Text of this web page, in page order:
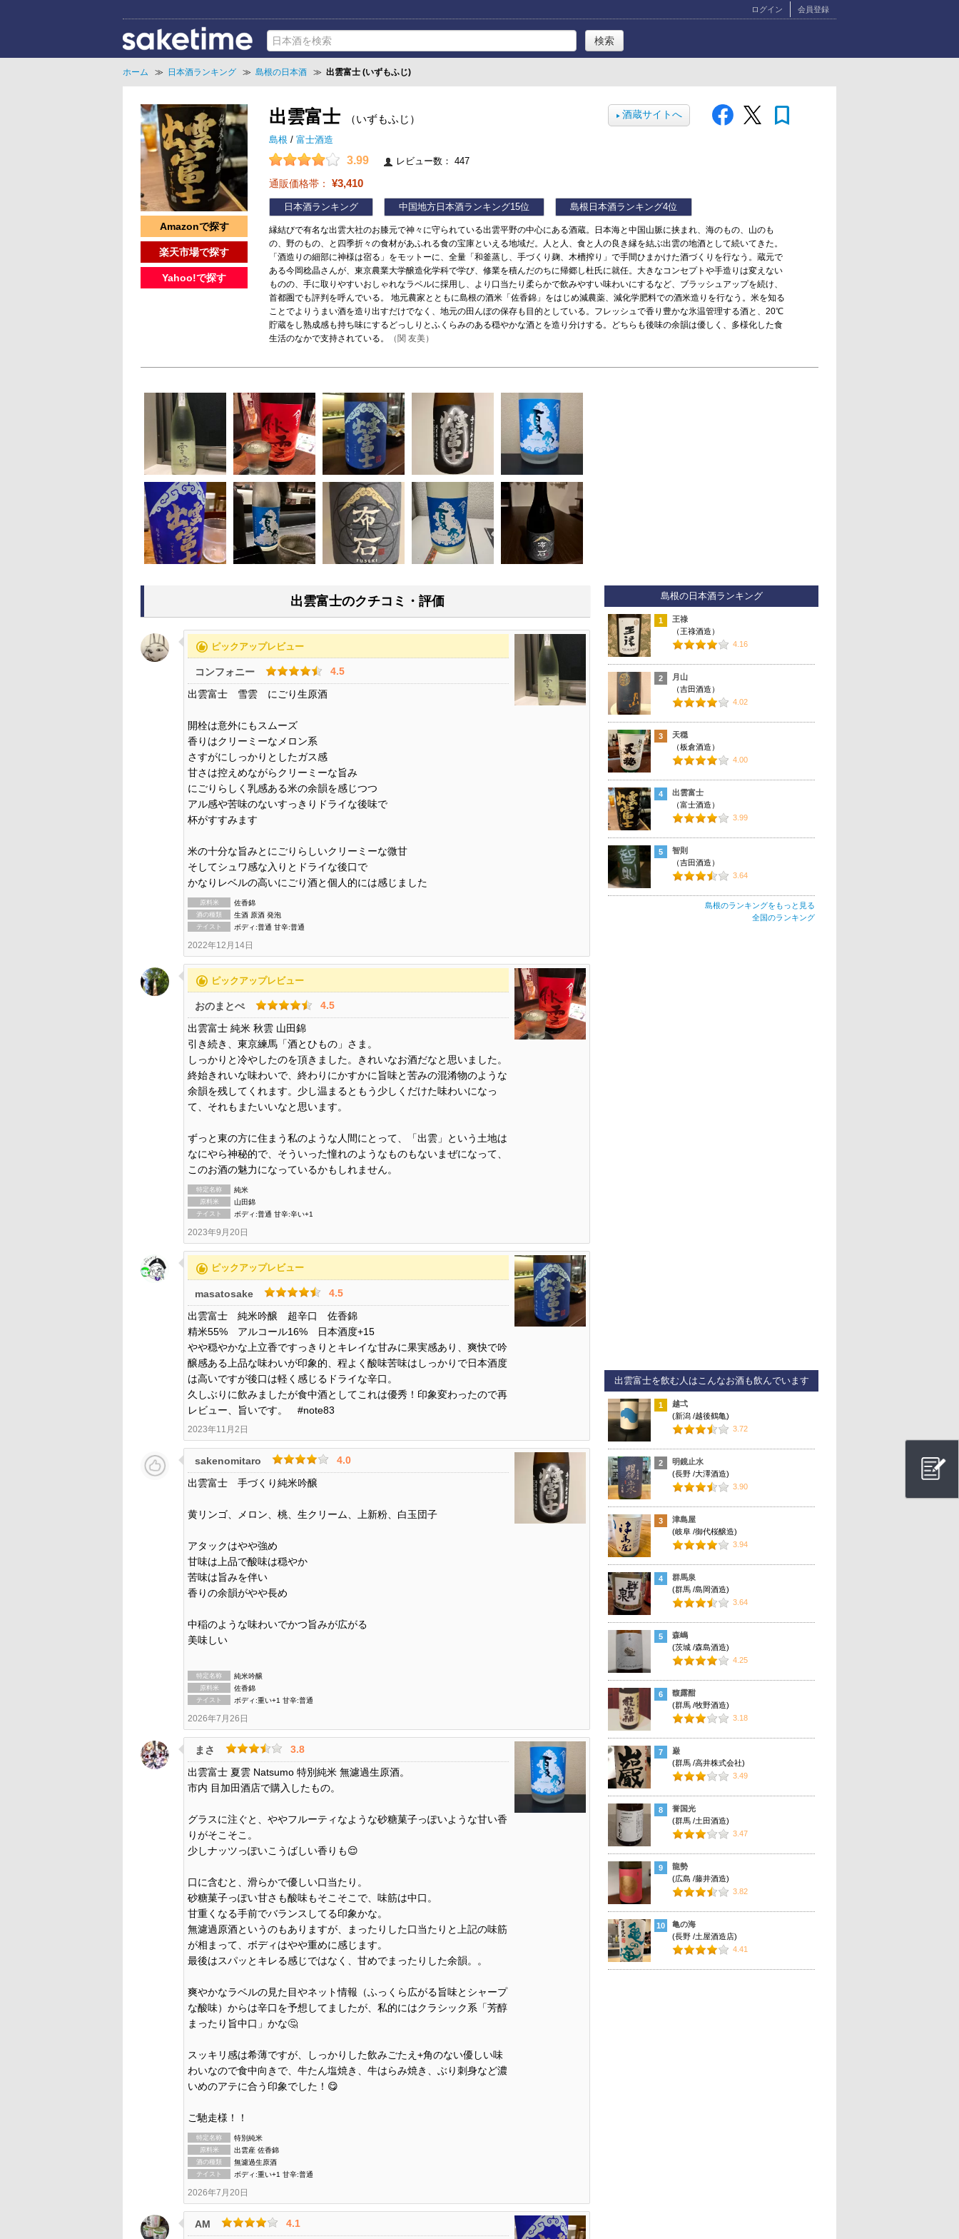
ログイン 会員登録
ホーム ≫ 日本酒ランキング ≫ 島根の日本酒 ≫ 出雲富士 (いずもふじ)
Amazonで探す
楽天市場で探す
Yahoo!で探す
出雲富士 （いずもふじ） bookmark
▶ 酒蔵サイトへ
島根 / 富士酒造
3.99 レビュー数： 447
通販価格帯： ¥3,410
日本酒ランキング 中国地方日本酒ランキング15位 島根日本酒ランキング4位
縁結びで有名な出雲大社のお膝元で神々に守られている出雲平野の中心にある酒蔵。日本海と中国山脈に挟まれ、海のもの、山のも
の、野のもの、と四季折々の食材があふれる食の宝庫といえる地域だ。人と人、食と人の良き縁を結ぶ出雲の地酒として続いてきた。
「酒造りの細部に神様は宿る」をモットーに、全量「和釜蒸し、手づくり麹、木槽搾り」で手間ひまかけた酒づくりを行なう。蔵元で
ある今岡稔晶さんが、東京農業大学醸造化学科で学び、修業を積んだのちに帰郷し杜氏に就任。大きなコンセプトや手造りは変えない
ものの、手に取りやすいおしゃれなラベルに採用し、より口当たり柔らかで飲みやすい味わいにするなど、ブラッシュアップを続け、
首都圏でも評判を呼んでいる。 地元農家とともに島根の酒米「佐香錦」をはじめ減農薬、減化学肥料での酒米造りを行なう。米を知る
ことでよりうまい酒を造り出すだけでなく、地元の田んぼの保存も目的としている。フレッシュで香り豊かな氷温管理する酒と、20℃
貯蔵をし熟成感も持ち味にするどっしりとふくらみのある穏やかな酒とを造り分けする。どちらも後味の余韻は優しく、多様化した食
生活のなかで支持されている。
（関 友美）
出雲富士のクチコミ・評価
recommend ピックアップレビュー
コンフォニー
4.5
出雲富士 雪雲 にごり生原酒
開栓は意外にもスムーズ
香りはクリーミーなメロン系
さすがにしっかりとしたガス感
甘さは控えめながらクリーミーな旨み
にごりらしく乳感ある米の余韻を感じつつ
アル感や苦味のないすっきりドライな後味で
杯がすすみます
米の十分な旨みとにごりらしいクリーミーな微甘
そしてシュワ感な入りとドライな後口で
かなりレベルの高いにごり酒と個人的には感じました
原料米 佐香錦
酒の種類 生酒 原酒 発泡
テイスト ボディ:普通 甘辛:普通
2022年12月14日
recommend ピックアップレビュー
おのまとぺ
4.5
出雲富士 純米 秋雲 山田錦
引き続き、東京練馬「酒とひもの」さま。
しっかりと冷やしたのを頂きました。きれいなお酒だなと思いました。
終始きれいな味わいで、終わりにかすかに旨味と苦みの混淆物のような
余韻を残してくれます。少し温まるともう少しくだけた味わいになっ
て、それもまたいいなと思います。
ずっと東の方に住まう私のような人間にとって、「出雲」という土地は
なにやら神秘的で、そういった憧れのようなものもないまぜになって、
このお酒の魅力になっているかもしれません。
特定名称 純米
原料米 山田錦
テイスト ボディ:普通 甘辛:辛い+1
2023年9月20日
recommend ピックアップレビュー
masatosake
4.5
出雲富士 純米吟醸 超辛口 佐香錦
精米55% アルコール16% 日本酒度+15
やや穏やかな上立香ですっきりとキレイな甘みに果実感あり、爽快で吟
醸感ある上品な味わいが印象的、程よく酸味苦味はしっかりで日本酒度
は高いですが後口は軽く感じるドライな辛口。
久しぶりに飲みましたが食中酒としてこれは優秀！印象変わったので再
レビュー、旨いです。 #note83
2023年11月2日
sakenomitaro
4.0
出雲富士 手づくり純米吟醸
黄リンゴ、メロン、桃、生クリーム、上新粉、白玉団子
アタックはやや強め
甘味は上品で酸味は穏やか
苦味は旨みを伴い
香りの余韻がやや長め
中稲のような味わいでかつ旨みが広がる
美味しい
特定名称 純米吟醸
原料米 佐香錦
テイスト ボディ:重い+1 甘辛:普通
2026年7月26日
まさ
3.8
出雲富士 夏雲 Natsumo 特別純米 無濾過生原酒。
市内 目加田酒店で購入したもの。
グラスに注ぐと、ややフルーティなような砂糖菓子っぽいような甘い香
りがそこそこ。
少しナッツっぽいこうばしい香りも😌
口に含むと、滑らかで優しい口当たり。
砂糖菓子っぽい甘さも酸味もそこそこで、味筋は中口。
甘重くなる手前でバランスしてる印象かな。
無濾過原酒というのもありますが、まったりした口当たりと上記の味筋
が相まって、ボディはやや重めに感じます。
最後はスパッとキレる感じではなく、甘めでまったりした余韻。。
爽やかなラベルの見た目やネット情報（ふっくら広がる旨味とシャープ
な酸味）からは辛口を予想してましたが、私的にはクラシック系「芳醇
まったり旨中口」かな🤔
スッキリ感は希薄ですが、しっかりした飲みごたえ+角のない優しい味
わいなので食中向きで、牛たん塩焼き、牛はらみ焼き、ぶり刺身など濃
いめのアテに合う印象でした！😋
ご馳走様！！
特定名称 特別純米
原料米 出雲産 佐香錦
酒の種類 無濾過生原酒
テイスト ボディ:重い+1 甘辛:普通
2026年7月20日
AM 4.1
島根の日本酒ランキング
1
王祿
（王祿酒造）
4.16
2
月山
（吉田酒造）
4.02
3
天穏
（板倉酒造）
4.00
4
出雲富士
（富士酒造）
3.99
5
智則
（吉田酒造）
3.64
島根のランキングをもっと見る
全国のランキング
出雲富士を飲む人はこんなお酒も飲んでいます
1
越弌
(新潟 /越後鶴亀)
3.72
2
明鏡止水
(長野 /大澤酒造)
3.90
3
津島屋
(岐阜 /御代桜醸造)
3.94
4
群馬泉
(群馬 /島岡酒造)
3.64
5
森嶋
(茨城 /森島酒造)
4.25
6
馥露酣
(群馬 /牧野酒造)
3.18
7
巌
(群馬 /高井株式会社)
3.49
8
誉国光
(群馬 /土田酒造)
3.47
9
龍勢
(広島 /藤井酒造)
3.82
10
亀の海
(長野 /土屋酒造店)
4.41